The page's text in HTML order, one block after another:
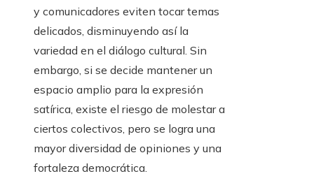
y comunicadores eviten tocar temas
delicados, disminuyendo así la
variedad en el diálogo cultural. Sin
embargo, si se decide mantener un
espacio amplio para la expresión
satírica, existe el riesgo de molestar a
ciertos colectivos, pero se logra una
mayor diversidad de opiniones y una
fortaleza democrática.